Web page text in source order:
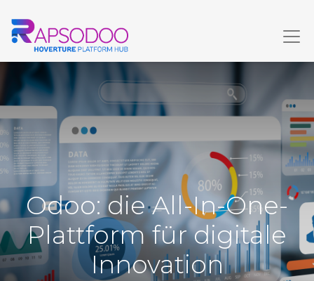
Odoo: die All-In-One-
Plattform für digitale
Innovation